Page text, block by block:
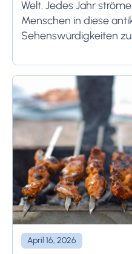
Welt. Jedes Jahr
Menschen in diese
Sehenswürdigkeiten
genießen. Wenn Sie
Rom planen,...
April 16, 2026